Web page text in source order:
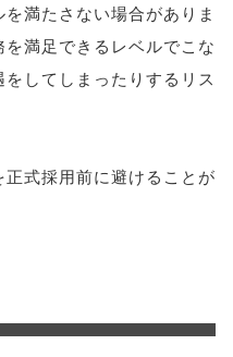
満たさない場合がありま
満足できるレベルでこな
してしまったりするリス
式採用前に避けることが